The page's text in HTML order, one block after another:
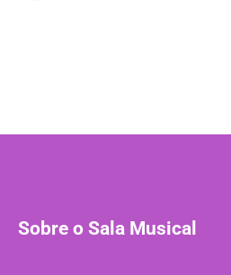
Sobre o Sala Musical